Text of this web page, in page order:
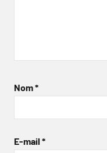
Nom*
E-mail *